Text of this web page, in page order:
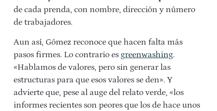
de cada prenda, con nombre, dirección y número
de trabajadores.
Aun así, Gómez reconoce que hacen falta más
pasos firmes. Lo contrario es greenwashing.
«Hablamos de valores, pero sin generar las
estructuras para que esos valores se den». Y
advierte que, pese al auge del relato verde, «los
informes recientes son peores que los de hace unos